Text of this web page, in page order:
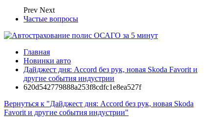
Prev Next
Частые вопросы
Главная
Новинки авто
Дайджест дня: Accord без рук, новая Skoda Favorit и
другие события индустрии
620d542779888a253f8cdfc1e8ea527f
Вернуться к "Дайджест дня: Accord без рук, новая Skoda
Favorit и другие события индустрии"